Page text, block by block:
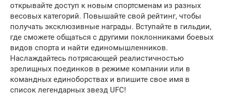
открывайте доступ к новым спортсменам из разных
весовых категорий. Повышайте свой рейтинг, чтобы
получать эксклюзивные награды. Вступайте в гильдии,
где сможете общаться с другими поклонниками боевых
видов спорта и найти единомышленников.
Наслаждайтесь потрясающей реалистичностью
зрелищных поединков в режиме компании или в
командных единоборствах и впишите свое имя в
список легендарных звезд UFC!